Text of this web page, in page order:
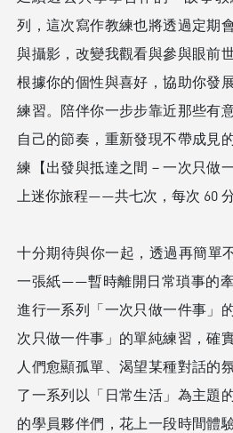
列，這次寫作教練也將透過定期
與攝影，改變我觀看與參與眼前
根據你的個性與喜好，協助你發
練習。陪伴你⼀步步靠近那些有
⾃⼰的節奏，重新發現不帶成⾒
練【出發與抵達之間－⼀次只做⼀
上迷你旅程——共七次，每次 60
⼗分期待與你⼀起，透過再簡
⼀張紙——暫時離開⽇常瑣事的
進⾏⼀系列「⼀次只做⼀件事」
次只做⼀件事」的單純練習，確
⼈們愈顯孤單、渴望某種對話的
了⼀系列以「⽇常⽣活」為主題
的學員夥伴們，花上⼀段時間體